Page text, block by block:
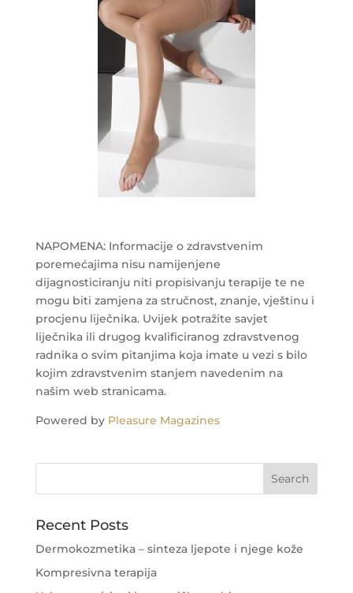
NAPOMENA: Informacije o zdravstvenim
poremećajima nisu namijenjene
dijagnosticiranju niti propisivanju terapije te ne
mogu biti zamjena za stručnost, znanje, vještinu i
procjenu liječnika. Uvijek potražite savjet
liječnika ili drugog kvalificiranog zdravstvenog
radnika o svim pitanjima koja imate u vezi s bilo
kojim zdravstvenim stanjem navedenim na
našim web stranicama.
Powered by Pleasure Magazines
Recent Posts
Dermokozmetika – sinteza ljepote i njege kože
Kompresivna terapija